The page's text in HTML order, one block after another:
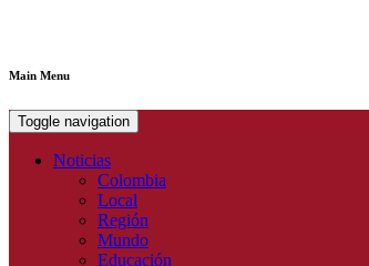
Main Menu
Toggle navigation
Noticias
Colombia
Local
Región
Mundo
Educación